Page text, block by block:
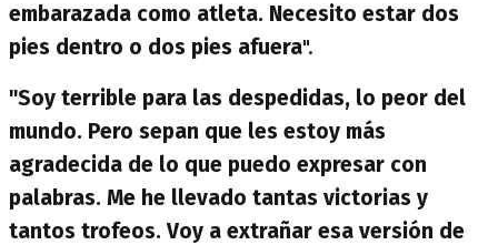
embarazada como atleta. Necesito estar dos
pies dentro o dos pies afuera".
"Soy terrible para las despedidas, lo peor del
mundo. Pero sepan que les estoy más
agradecida de lo que puedo expresar con
palabras. Me he llevado tantas victorias y
tantos trofeos. Voy a extrañar esa versión de